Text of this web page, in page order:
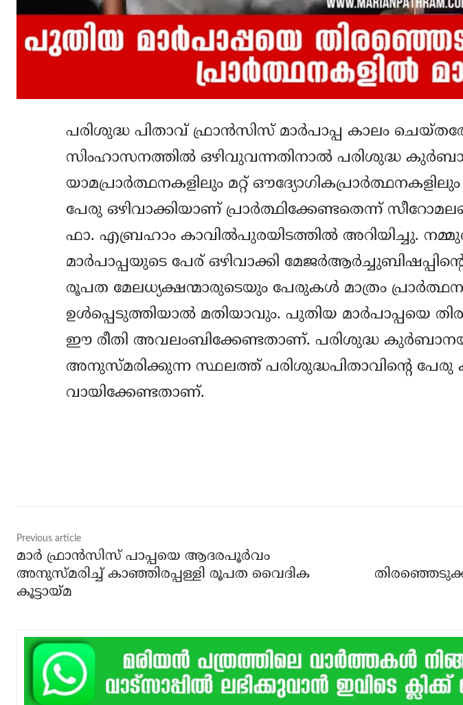
പരിശുദ്ധ പിതാവ് ഫ്രാന്‍സിസ് മാര്‍പാപ്പ കാലം
സിംഹാസനത്തില്‍ ഒഴിവുവന്നതിനാല്‍ പരിശുദ്ധ
യാമപ്രാര്‍ത്ഥനകളിലും മറ്റ്
പേരു ഒഴിവാക്കിയാണ് പ്രാര്‍ത്ഥിക്കേണ്ടതെന്ന്
ഫാ. എബ്രഹാം കാവില്‍പുരയിടത്തില്‍ അറിയിച്ചു.
മാര്‍പാപ്പയുടെ പേര് ഒഴിവാക്കി
രൂപത മേലധ്യക്ഷന്മാരുടെയും പേരുകള്‍ മാത്രം
ഉള്‍പ്പെടുത്തിയാല്‍ മതിയാവും. പുതിയ മാര്‍പാപ്പയെ
ഈ രീതി അവലംബിക്കേണ്ടതാണ്. പരിശുദ്ധ
അനുസ്മരിക്കുന്ന സ്ഥലത്ത് പരിശുദ്ധപിതാവിന്റെ പേരു
വായിക്കേണ്ടതാണ്.
Previous article
മാർ ഫ്രാൻസിസ് പാപ്പയെ ആദരപൂർവം
അനുസ്മരിച്ച് കാഞ്ഞിരപ്പള്ളി രൂപത വൈദിക
കൂട്ടായ്മ